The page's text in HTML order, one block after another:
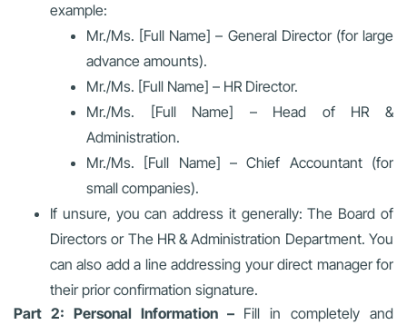
example:
Mr./Ms. [Full Name] – General Director (for large
advance amounts).
Mr./Ms. [Full Name] – HR Director.
Mr./Ms. [Full Name] – Head of HR &
Administration.
Mr./Ms. [Full Name] – Chief Accountant (for
small companies).
If unsure, you can address it generally: The Board of
Directors or The HR & Administration Department. You
can also add a line addressing your direct manager for
their prior confirmation signature.
Part 2: Personal Information –Fill in completely and